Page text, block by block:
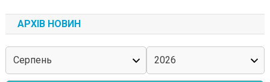
АРХІВ НОВИН